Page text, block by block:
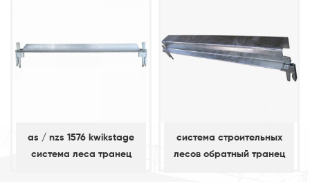
as / nzs 1576 kwikstage
система леса транец
система строительных
лесов обратный транец